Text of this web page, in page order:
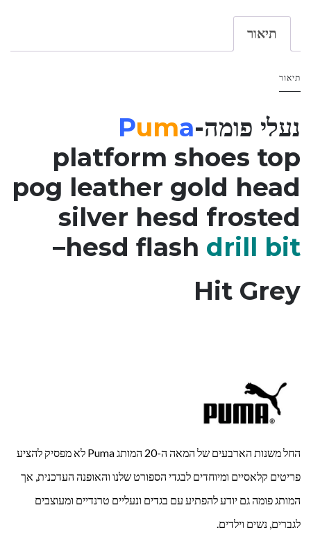
תיאור
תיאור
נעלי פומה- Puma
platform shoes top
pog leather gold head
silver hesd frosted
hesd flash drill bit
–
Hit Grey
החל משנות הארבעים של המאה ה-20 המותג Puma לא מפסיק להציע
פריטים קלאסיים ומיוחדים לבגדי הספורט שלנו והאופנה העדכנית, אך
המותג פומה גם יודע להפתיע עם בגדים ונעליים טרנדיים ומעוצבים
לגברים, נשים וילדים.